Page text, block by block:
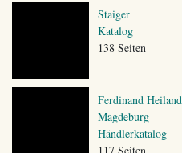
Staiger
Katalog
138 Seiten
Ferdinand Heiland
Magdeburg
Händlerkatalog
117 Seiten